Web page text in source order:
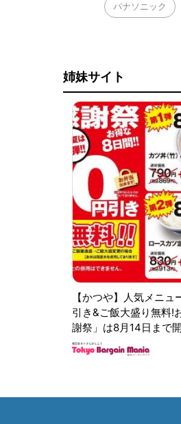
パナソニック
姉妹サイト
【かつや】人気メニュ
引き&ご飯大盛り無料!
謝祭」は8月14日まで開